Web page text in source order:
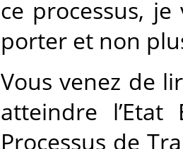
ce processus,
porter et non
Vous venez de
atteindre
Processus de